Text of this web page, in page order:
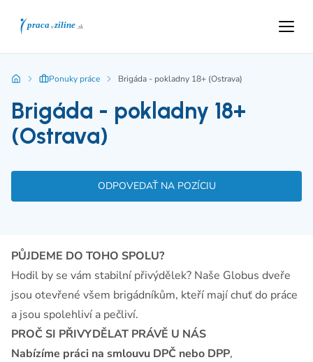
Ponuky práce Brigáda - pokladny 18+ (Ostrava)
Brigáda - pokladny 18+
(Ostrava)
ODPOVEDAŤ NA POZÍCIU
PŮJDEME DO TOHO SPOLU?
Hodil by se vám stabilní přivýdělek? Naše Globus dveře
jsou otevřené všem brigádníkům, kteří mají chuť do práce
a jsou spolehliví a pečliví.
PROČ SI PŘIVYDĚLAT PRÁVĚ U NÁS
Nabízíme práci na smlouvu DPČ nebo DPP,